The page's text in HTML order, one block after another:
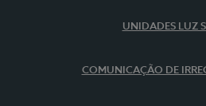
UNIDADES LUZ
COMUNICAÇÃO DE